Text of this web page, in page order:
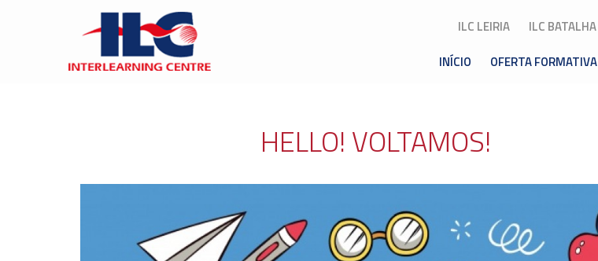
ILC BATALHA
ILC LEIRIA
INÍCIO
OFERTA FORMATIVA
HELLO! VOLTAMOS!